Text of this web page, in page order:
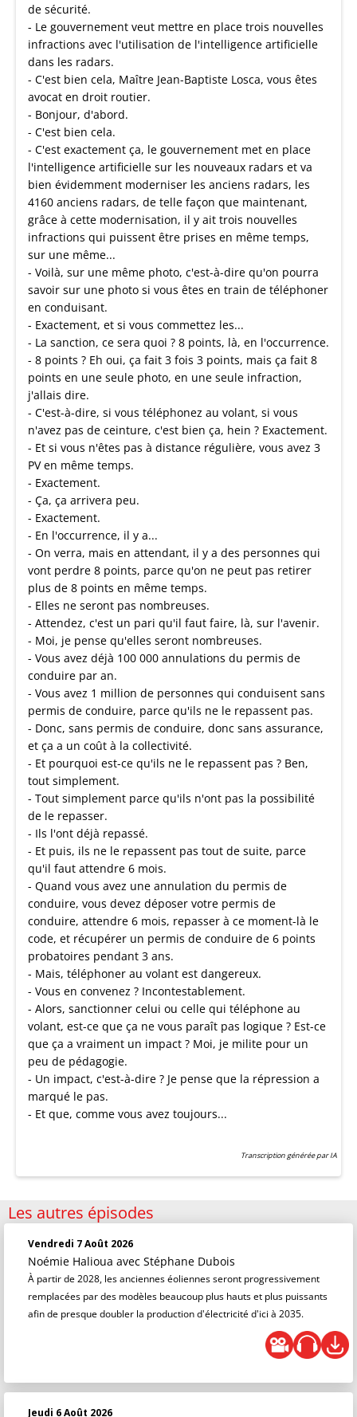
de sécurité.
- Le gouvernement veut mettre en place trois nouvelles
infractions avec l'utilisation de l'intelligence artificielle
dans les radars.
- C'est bien cela, Maître Jean-Baptiste Losca, vous êtes
avocat en droit routier.
- Bonjour, d'abord.
- C'est bien cela.
- C'est exactement ça, le gouvernement met en place
l'intelligence artificielle sur les nouveaux radars et va
bien évidemment moderniser les anciens radars, les
4160 anciens radars, de telle façon que maintenant,
grâce à cette modernisation, il y ait trois nouvelles
infractions qui puissent être prises en même temps,
sur une même...
- Voilà, sur une même photo, c'est-à-dire qu'on pourra
savoir sur une photo si vous êtes en train de téléphoner
en conduisant.
- Exactement, et si vous commettez les...
- La sanction, ce sera quoi ? 8 points, là, en l'occurrence.
- 8 points ? Eh oui, ça fait 3 fois 3 points, mais ça fait 8
points en une seule photo, en une seule infraction,
j'allais dire.
- C'est-à-dire, si vous téléphonez au volant, si vous
n'avez pas de ceinture, c'est bien ça, hein ? Exactement.
- Et si vous n'êtes pas à distance régulière, vous avez 3
PV en même temps.
- Exactement.
- Ça, ça arrivera peu.
- Exactement.
- En l'occurrence, il y a...
- On verra, mais en attendant, il y a des personnes qui
vont perdre 8 points, parce qu'on ne peut pas retirer
plus de 8 points en même temps.
- Elles ne seront pas nombreuses.
- Attendez, c'est un pari qu'il faut faire, là, sur l'avenir.
- Moi, je pense qu'elles seront nombreuses.
- Vous avez déjà 100 000 annulations du permis de
conduire par an.
- Vous avez 1 million de personnes qui conduisent sans
permis de conduire, parce qu'ils ne le repassent pas.
- Donc, sans permis de conduire, donc sans assurance,
et ça a un coût à la collectivité.
- Et pourquoi est-ce qu'ils ne le repassent pas ? Ben,
tout simplement.
- Tout simplement parce qu'ils n'ont pas la possibilité
de le repasser.
- Ils l'ont déjà repassé.
- Et puis, ils ne le repassent pas tout de suite, parce
qu'il faut attendre 6 mois.
- Quand vous avez une annulation du permis de
conduire, vous devez déposer votre permis de
conduire, attendre 6 mois, repasser à ce moment-là le
code, et récupérer un permis de conduire de 6 points
probatoires pendant 3 ans.
- Mais, téléphoner au volant est dangereux.
- Vous en convenez ? Incontestablement.
- Alors, sanctionner celui ou celle qui téléphone au
volant, est-ce que ça ne vous paraît pas logique ? Est-ce
que ça a vraiment un impact ? Moi, je milite pour un
peu de pédagogie.
- Un impact, c'est-à-dire ? Je pense que la répression a
marqué le pas.
- Et que, comme vous avez toujours...
Transcription générée par IA
Les autres épisodes
Vendredi 7 Août 2026
Noémie Halioua avec Stéphane Dubois
À partir de 2028, les anciennes éoliennes seront progressivement
remplacées par des modèles beaucoup plus hauts et plus puissants
afin de presque doubler la production d'électricité d'ici à 2035.
Jeudi 6 Août 2026